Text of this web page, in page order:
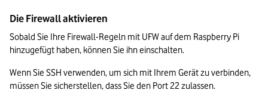
Die Firewall aktivieren
Sobald Sie Ihre Firewall-Regeln mit UFW auf dem Raspberry Pi
hinzugefügt haben, können Sie ihn einschalten.
Wenn Sie SSH verwenden, um sich mit Ihrem Gerät zu verbinden,
müssen Sie sicherstellen, dass Sie den Port 22 zulassen.